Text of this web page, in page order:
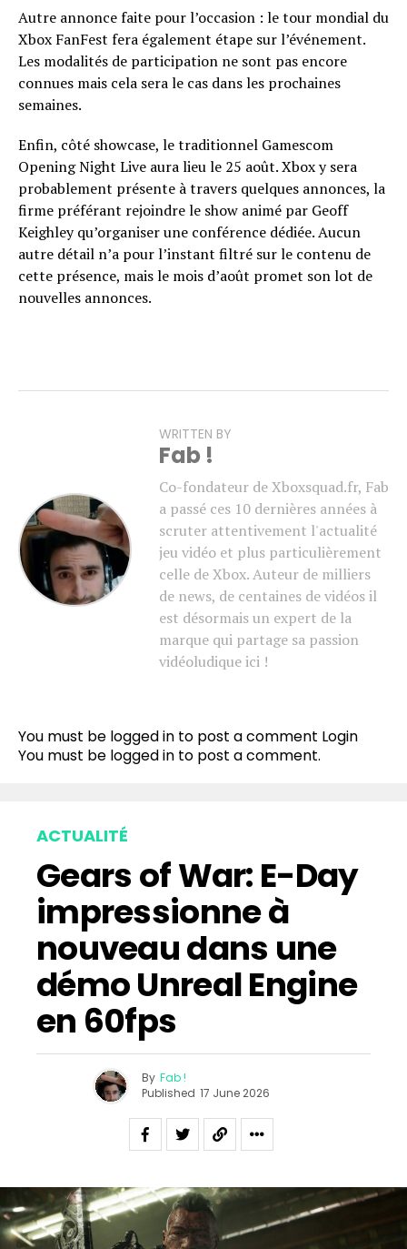
Autre annonce faite pour l’occasion : le tour mondial du
Xbox FanFest fera également étape sur l’événement.
Les modalités de participation ne sont pas encore
connues mais cela sera le cas dans les prochaines
semaines.
Enfin, côté showcase, le traditionnel Gamescom
Opening Night Live aura lieu le 25 août. Xbox y sera
probablement présente à travers quelques annonces, la
firme préférant rejoindre le show animé par Geoff
Keighley qu’organiser une conférence dédiée. Aucun
autre détail n’a pour l’instant filtré sur le contenu de
cette présence, mais le mois d’août promet son lot de
nouvelles annonces.
WRITTEN BY
Fab !
Co-fondateur de Xboxsquad.fr, Fab
a passé ces 10 dernières années à
scruter attentivement l'actualité
jeu vidéo et plus particulièrement
celle de Xbox. Auteur de milliers
de news, de centaines de vidéos il
est désormais un expert de la
marque qui partage sa passion
vidéoludique ici !
You must be logged in to post a comment Login
You must be logged in to post a comment.
ACTUALITÉ
Gears of War: E-Day
impressionne à
nouveau dans une
démo Unreal Engine
en 60fps
By Fab !
Published 17 June 2026